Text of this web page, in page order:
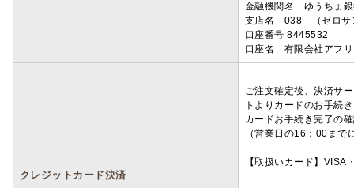
金融機関名 ゆうちょ
支店名 038 （ゼロサ
口座番号 8445532
口座名 有限会社アフ
クレジットカード決済
ご注文確定後、決済サ
トよりカードのお手続
カードお手続き完了の
（営業日の16：00ま
【取扱いカード】